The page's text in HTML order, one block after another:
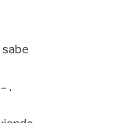
sabe
.